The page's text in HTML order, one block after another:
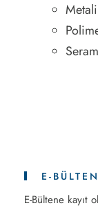
E-
E-Bültene kayıt